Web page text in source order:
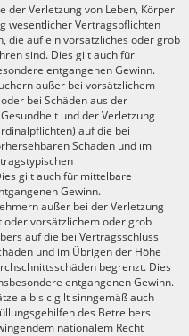
der Verletzung von Leben, Körper
wesentlicher Vertragspflichten
die auf ein vorsätzliches oder grob
sind. Dies gilt auch für
entgangenen Gewinn.
außer bei vorsätzlichem
bei Schäden aus der
und der Verletzung
auf die bei
Schäden und im
gilt auch für mittelbare
Gewinn.
außer bei der Verletzung
oder vorsätzlichem oder grob
auf die bei Vertragsschluss
und im Übrigen der Höhe
begrenzt. Dies
entgangenen Gewinn.
a bis c gilt sinngemäß auch
des Betreibers.
nationalem Recht